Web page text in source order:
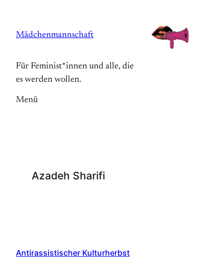
springen
Mädchenmannschaft
Für Feminist*innen und alle, die
es werden wollen.
Menü
Azadeh Sharifi
Antirassistischer Kulturherbst